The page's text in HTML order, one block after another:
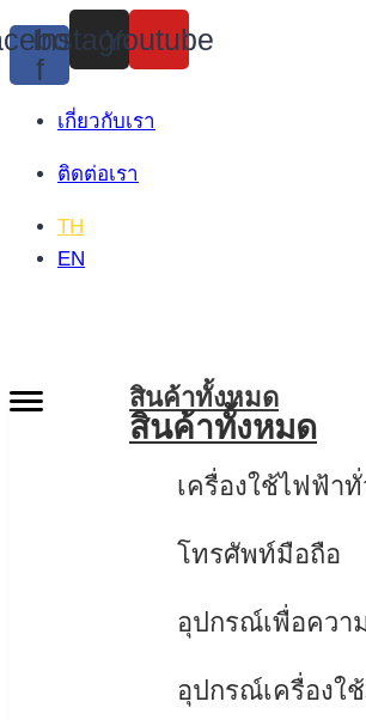
Skip
to
content
f
Instagram
Youtube
เกี่ยวกับเรา
ติดต่อเรา
TH
EN
สินค้าทั้งหมด
สินค้าทั้งหมด
เครื่องใช้ไฟฟ้าทั่
โทรศัพท์มือถือ
อุปกรณ์เพื่อควา
อุปกรณ์เครื่องใ